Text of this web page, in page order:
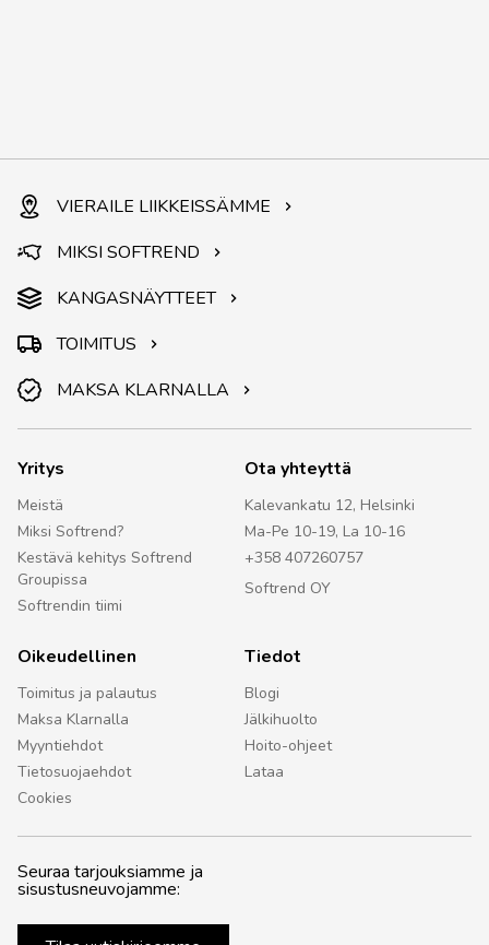
VIERAILE LIIKKEISSÄMME
MIKSI SOFTREND
KANGASNÄYTTEET
TOIMITUS
MAKSA KLARNALLA
Yritys
Meistä
Miksi Softrend?
Kestävä kehitys Softrend
Groupissa
Softrendin tiimi
Ota yhteyttä
Kalevankatu 12, Helsinki
Ma-Pe 10-19, La 10-16
+358 407260757
Softrend OY
Oikeudellinen
Toimitus ja palautus
Maksa Klarnalla
Myyntiehdot
Tietosuojaehdot
Cookies
Tiedot
Blogi
Jälkihuolto
Hoito-ohjeet
Lataa
Seuraa tarjouksiamme ja
sisustusneuvojamme: